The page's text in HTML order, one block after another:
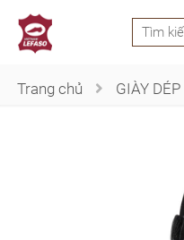
Trang chủ GIÀY DÉP